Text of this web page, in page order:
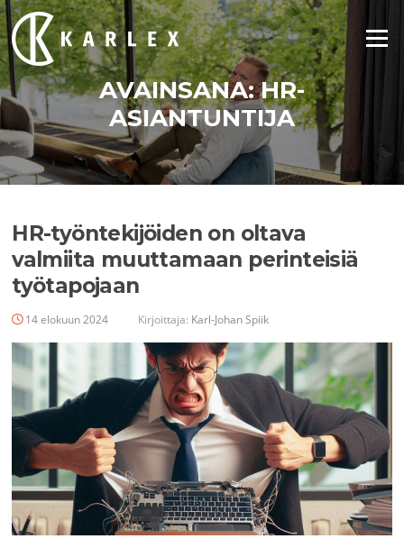
Siirry
suoraan
sisältöön
Valikko
AVAINSANA:HR-
ASIANTUNTIJA
HR-työntekijöiden on oltava
valmiita muuttamaan perinteisiä
työtapojaan
14 elokuun 2024 Kirjoittaja: Karl-Johan Spiik